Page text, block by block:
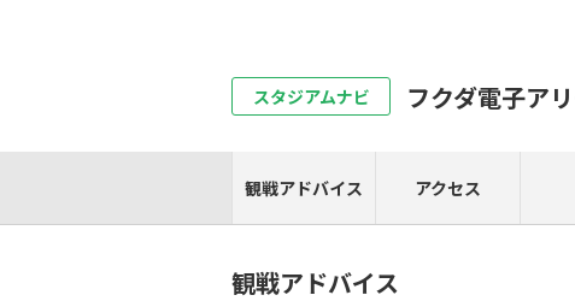
スタジアムナビ フクダ電子ア
観戦アドバイス アクセス
観戦アドバイス